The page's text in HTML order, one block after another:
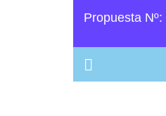
Propuesta Nº: